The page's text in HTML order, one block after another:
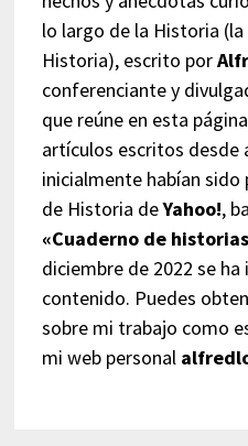
lo largo de la Historia
Historia), escrito por
conferenciante y
que reúne en esta
artículos escritos desde
inicialmente habían sido
de Historia deYahoo!,
«Cuaderno de
diciembre de 2022 se
contenido. Puedes
sobre mi trabajo como
mi web personal